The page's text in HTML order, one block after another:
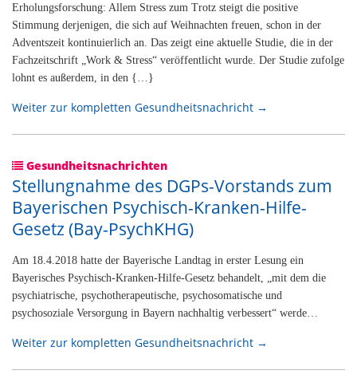
Erholungsforschung: Allem Stress zum Trotz steigt die positive
Stimmung derjenigen, die sich auf Weihnachten freuen, schon in der
Adventszeit kontinuierlich an. Das zeigt eine aktuelle Studie, die in der
Fachzeitschrift „Work & Stress“ veröffentlicht wurde. Der Studie zufolge
lohnt es außerdem, in den {…}
Weiter zur kompletten Gesundheitsnachricht →
Gesundheitsnachrichten
Stellungnahme des DGPs-Vorstands zum
Bayerischen Psychisch-Kranken-Hilfe-
Gesetz (Bay-PsychKHG)
Am 18.4.2018 hatte der Bayerische Landtag in erster Lesung ein
Bayerisches Psychisch-Kranken-Hilfe-Gesetz behandelt, „mit dem die
psychiatrische, psychotherapeutische, psychosomatische und
psychosoziale Versorgung in Bayern nachhaltig verbessert“ werde…
Weiter zur kompletten Gesundheitsnachricht →